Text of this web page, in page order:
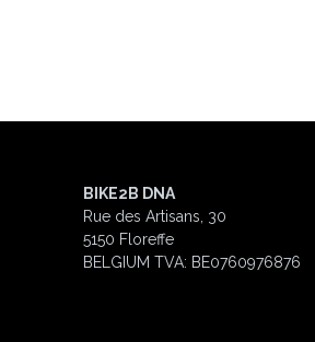
BIKE2B DNA
Rue des Artisans, 30
5150 Floreffe
BELGIUM TVA: BE0760976876